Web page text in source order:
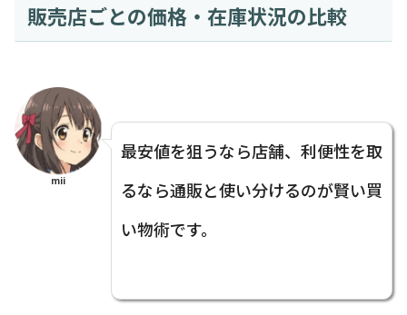
販売店ごとの価格・在庫状況の比較
mii
最安値を狙うなら店舗、利便性を取
るなら通販と使い分けるのが賢い買
い物術です。